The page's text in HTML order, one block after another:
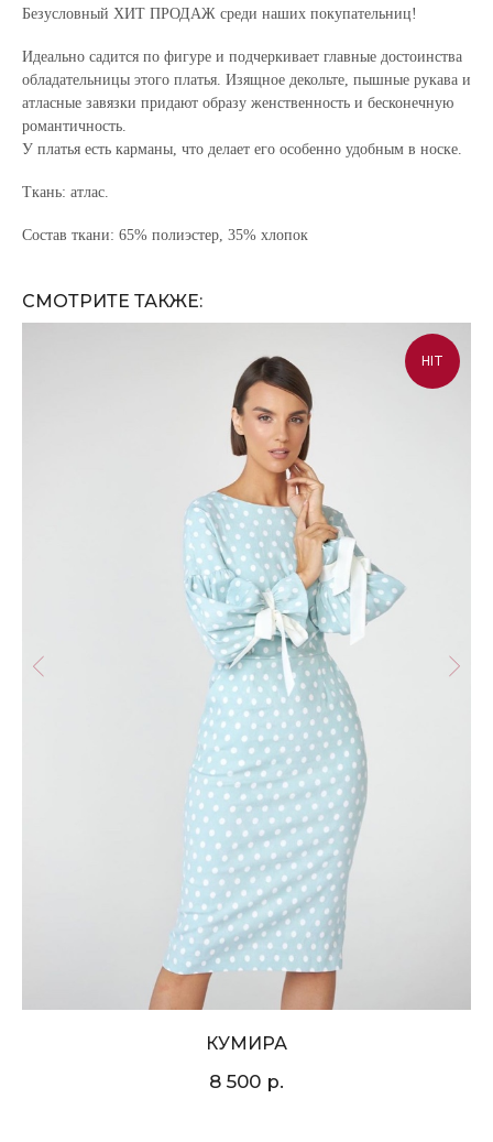
Безусловный ХИТ ПРОДАЖ среди наших покупательниц!
Идеально садится по фигуре и подчеркивает главные достоинства
обладательницы этого платья. Изящное декольте, пышные рукава и
атласные завязки придают образу женственность и бесконечную
романтичность.
У платья есть карманы, что делает его особенно удобным в носке.
Ткань: атлас.
Состав ткани: 65% полиэстер, 35% хлопок
СМОТРИТЕ ТАКЖЕ:
HIT
КУМИРА
8 500 р.